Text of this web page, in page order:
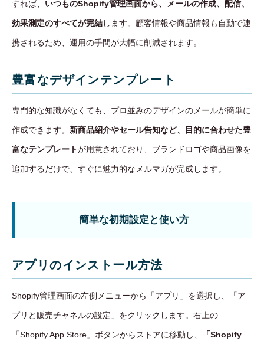
すれば、 いつものShopify管理画面から、メールの作成、配信、
効果測定のすべてが完結します。顧客情報や商品情報も自動で連
携されるため、運用の手間が大幅に削減されます。
豊富なデザインテンプレート
専門的な知識がなくても、プロ並みのデザインのメールが簡単に
作成できます。 新商品紹介やセール告知など、目的に合わせた豊
富なテンプレートが用意されており、ブランドロゴや商品画像を
追加するだけで、すぐに魅力的なメルマガが完成します。
簡単な初期設定と使い方
アプリのインストール方法
Shopify管理画面の左側メニューから「アプリ」を選択し、「ア
プリと販売チャネルの設定」をクリックします。右上の
「Shopify App Store」ボタンからストアに移動し、 「Shopify